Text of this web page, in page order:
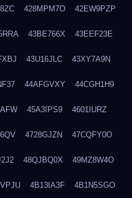
428MPM7O 42EW9PZP
43BE766X 43EEF23E
43U16JLC 43XY7A9N
44AFGVXY 44CGH1H9
45A3IPS9 4601IURZ
4728GJZN 47CQFY0O
48QJBQ0X 49MZ8W4O
4B13IA3F 4B1N5SGO